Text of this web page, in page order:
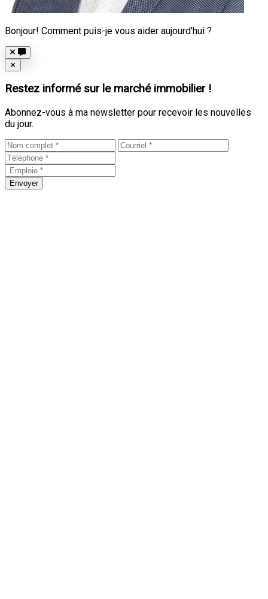
Bonjour! Comment puis-je vous aider aujourd'hui ?
Close
✕
Restez informé sur le marché immobilier !
Abonnez-vous à ma newsletter pour recevoir les nouvelles
du jour.
Envoyer